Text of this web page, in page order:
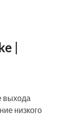
|
выхода
низкого